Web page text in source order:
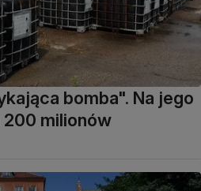
bomba". Na jego
milionów